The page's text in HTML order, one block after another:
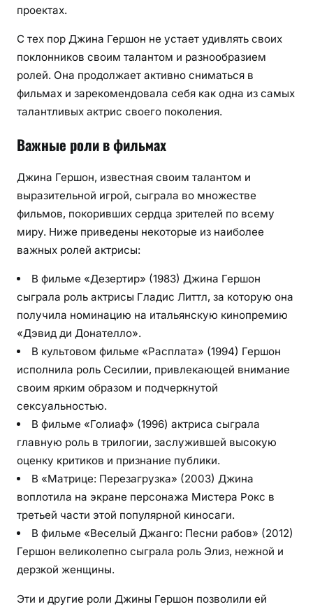
проектах.
С тех пор Джина Гершон не устает удивлять своих
поклонников своим талантом и разнообразием
ролей. Она продолжает активно сниматься в
фильмах и зарекомендовала себя как одна из самых
талантливых актрис своего поколения.
Важные роли в фильмах
Джина Гершон, известная своим талантом и
выразительной игрой, сыграла во множестве
фильмов, покоривших сердца зрителей по всему
миру. Ниже приведены некоторые из наиболее
важных ролей актрисы:
В фильме «Дезертир» (1983) Джина Гершон
сыграла роль актрисы Гладис Литтл, за которую она
получила номинацию на итальянскую кинопремию
«Дэвид ди Донателло».
В культовом фильме «Расплата» (1994) Гершон
исполнила роль Сесилии, привлекающей внимание
своим ярким образом и подчеркнутой
сексуальностью.
В фильме «Голиаф» (1996) актриса сыграла
главную роль в трилогии, заслужившей высокую
оценку критиков и признание публики.
В «Матрице: Перезагрузка» (2003) Джина
воплотила на экране персонажа Мистера Рокс в
третьей части этой популярной киносаги.
В фильме «Веселый Джанго: Песни рабов» (2012)
Гершон великолепно сыграла роль Элиз, нежной и
дерзкой женщины.
Эти и другие роли Джины Гершон позволили ей